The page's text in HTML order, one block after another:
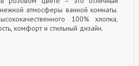
атмосферы ванной комнаты.
100% хлопка,
комфорт и стильный дизайн.